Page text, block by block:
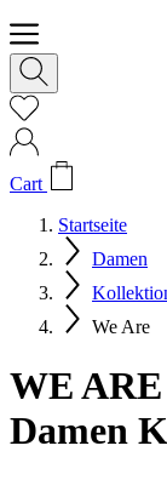
Cart
Startseite
Damen
We Are
WE
Damen